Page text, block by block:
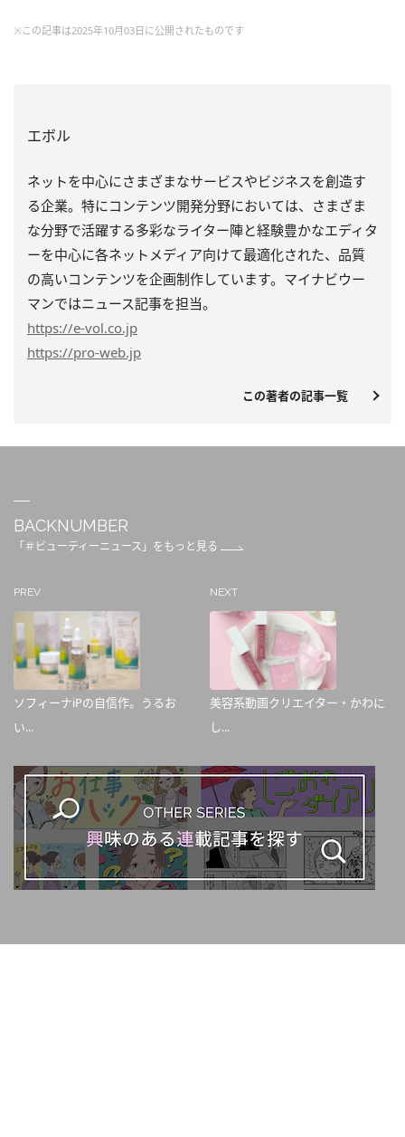
※この記事は2025年10月03日に公開されたものです
エボル
ネットを中心にさまざまなサービスやビジネスを創造す
る企業。特にコンテンツ開発分野においては、さまざま
な分野で活躍する多彩なライター陣と経験豊かなエディタ
ーを中心に各ネットメディア向けて最適化された、品質
の高いコンテンツを企画制作しています。マイナビウー
マンではニュース記事を担当。
https://e-vol.co.jp
https://pro-web.jp
この著者の記事一覧
BACKNUMBER
「＃ビューティーニュース」をもっと見る
PREV
ソフィーナiPの自信作。うるお
い...
NEXT
美容系動画クリエイター・かわに
し...